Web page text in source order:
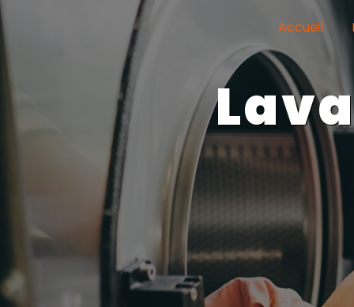
Accueil
lavage couverture La
Panneau de gestion des cookies